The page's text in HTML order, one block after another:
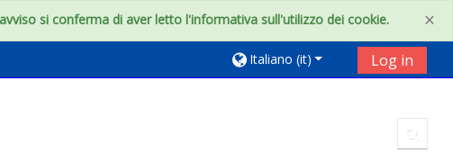
×
si conferma di aver letto l'informativa sull'utilizzo dei cookie.
Italiano ‎(it)‎ Log in